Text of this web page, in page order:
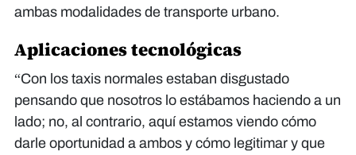
ambas modalidades de transporte urbano.
Aplicaciones tecnológicas
​“Con los taxis normales estaban disgustado
pensando que nosotros lo estábamos haciendo a un
lado; no, al contrario, aquí estamos viendo cómo
darle oportunidad a ambos y cómo legitimar y que